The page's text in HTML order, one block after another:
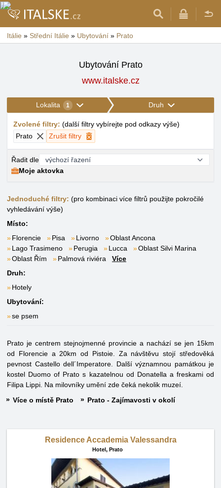
Itálie » Střední Itálie » Ubytování » Prato
Ubytování Prato
www.italske.cz
Lokalita 1 Druh
Zvolené filtry: (další filtry vybírejte pod odkazy výše)
Prato
Zrušit filtry
Řadit dle
Moje aktovka
Jednoduché filtry: (pro kombinaci více filtrů použijte pokročilé
vyhledávání výše)
Místo:
Florencie
Pisa Livorno
Oblast Ancona
Lago Trasimeno
Perugia Lucca
Oblast Silvi Marina
Oblast Řím
Palmová riviéra
Více
Druh:
Hotely
Ubytování:
se psem
Prato je centrem stejnojmenné provincie a nachází se jen 15km
od Florencie a 20km od Pistoie. Za návštěvu stojí středověká
pevnost Castello dell´Imperatore. Další významnou památkou je
kostel Duomo of Prato s kazatelnou od Donatella a freskami od
Filipa Lippi. Na milovníky umění zde čeká nekolik muzeí.
Více o místě Prato
Prato - Zajímavosti v okolí
Residence Accademia Valessandra
Hotel, Prato